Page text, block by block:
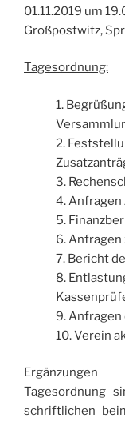
01.11.2019 um
Großpostwitz,
Tagesordnung:
1.
2.
3.
4.
5.
6.
7. Bericht
8.
9.
10. Verein
Tagesordnung
schriftlichen